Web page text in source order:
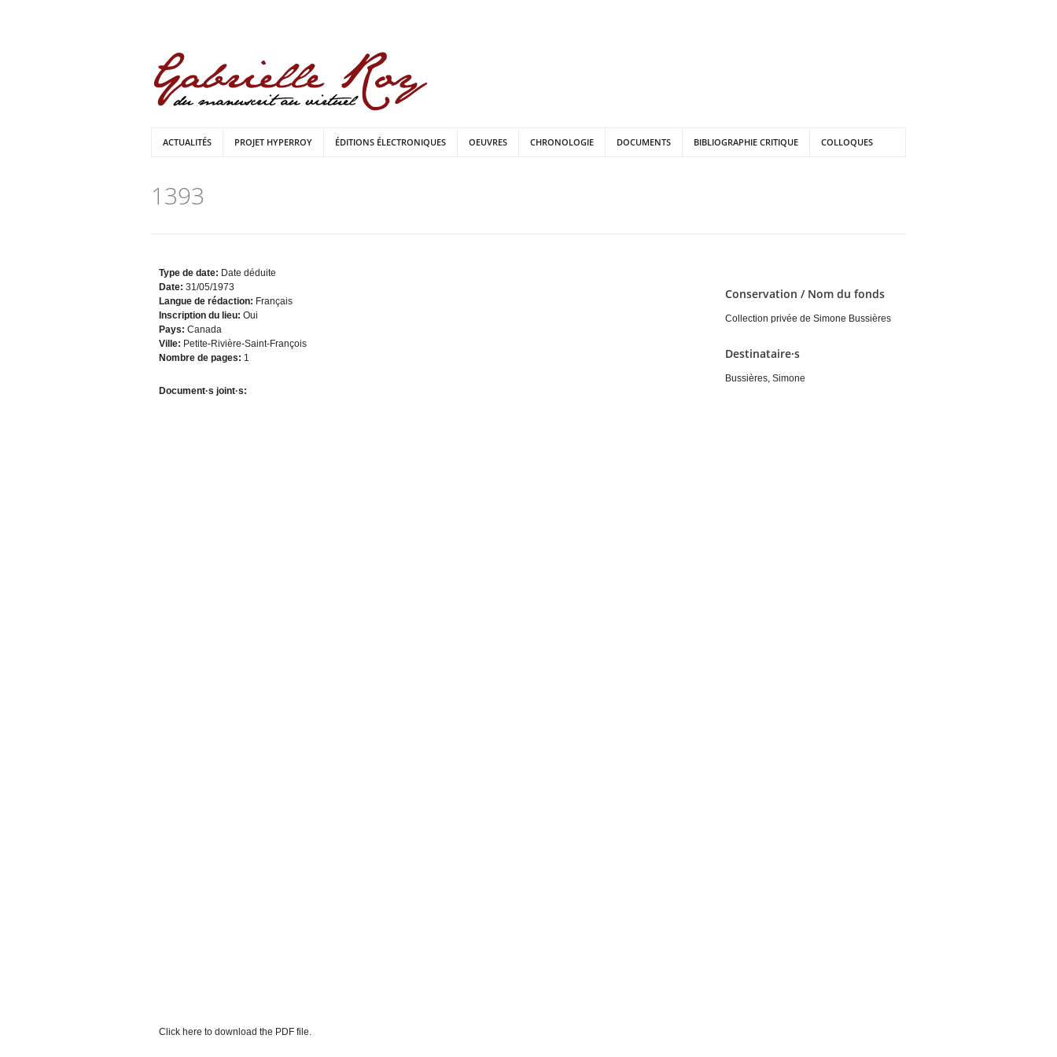
ACTUALITÉS PROJET HYPERROY ÉDITIONS ÉLECTRONIQUES OEUVRES CHRONOLOGIE DOCUMENTS BIBLIOGRAPHIE CRITIQUE COLLOQUES
1393
Type de date: Date déduite
Date: 31/05/1973
Langue de rédaction: Français
Inscription du lieu: Oui
Pays: Canada
Ville: Petite-Rivière-Saint-François
Nombre de pages: 1
Document·s joint·s:
Click here to download the PDF file.
Conservation / Nom du fonds
Collection privée de Simone Bussières
Destinataire·s
Bussières, Simone